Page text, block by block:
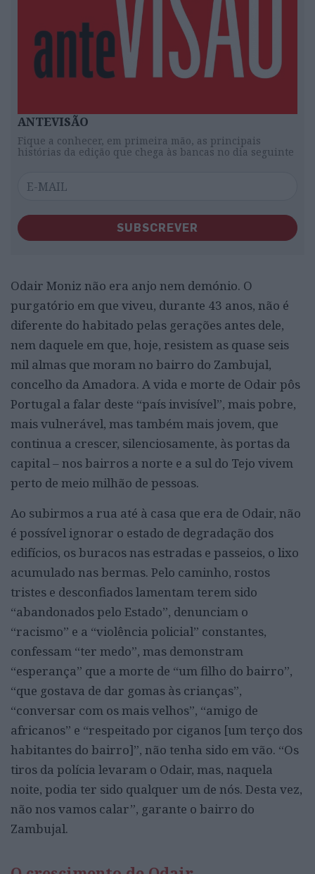
ANTEVISÃO
Fique a conhecer, em primeira mão, as principais
histórias da edição que chega às bancas no dia seguinte
SUBSCREVER
Odair Moniz não era anjo nem demónio. O
purgatório em que viveu, durante 43 anos, não é
diferente do habitado pelas gerações antes dele,
nem daquele em que, hoje, resistem as quase seis
mil almas que moram no bairro do Zambujal,
concelho da Amadora. A vida e morte de Odair pôs
Portugal a falar deste “país invisível”, mais pobre,
mais vulnerável, mas também mais jovem, que
continua a crescer, silenciosamente, às portas da
capital – nos bairros a norte e a sul do Tejo vivem
perto de meio milhão de pessoas.
Ao subirmos a rua até à casa que era de Odair, não
é possível ignorar o estado de degradação dos
edifícios, os buracos nas estradas e passeios, o lixo
acumulado nas bermas. Pelo caminho, rostos
tristes e desconfiados lamentam terem sido
“abandonados pelo Estado”, denunciam o
“racismo” e a “violência policial” constantes,
confessam “ter medo”, mas demonstram
“esperança” que a morte de “um filho do bairro”,
“que gostava de dar gomas às crianças”,
“conversar com os mais velhos”, “amigo de
africanos” e “respeitado por ciganos [um terço dos
habitantes do bairro]”, não tenha sido em vão. “Os
tiros da polícia levaram o Odair, mas, naquela
noite, podia ter sido qualquer um de nós. Desta vez,
não nos vamos calar”, garante o bairro do
Zambujal.